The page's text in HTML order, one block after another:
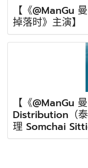
【《@ManGu
掉落时》主演】
【《@ManGu
Distribution（
理 Somchai